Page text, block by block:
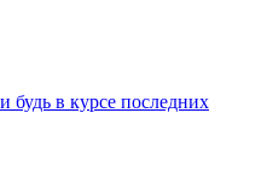
будь в курсе последних